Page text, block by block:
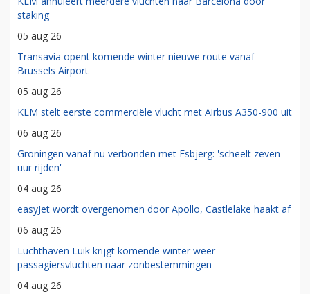
staking
05 aug 26
Transavia opent komende winter nieuwe route vanaf
Brussels Airport
05 aug 26
KLM stelt eerste commerciële vlucht met Airbus A350-900 uit
06 aug 26
Groningen vanaf nu verbonden met Esbjerg: 'scheelt zeven
uur rijden'
04 aug 26
easyJet wordt overgenomen door Apollo, Castlelake haakt af
06 aug 26
Luchthaven Luik krijgt komende winter weer
passagiersvluchten naar zonbestemmingen
04 aug 26